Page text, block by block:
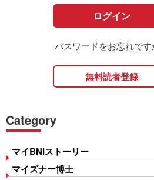
パスワードをお忘れです
無料読者登録
Category
マイBNIストーリー
マイズナー博士